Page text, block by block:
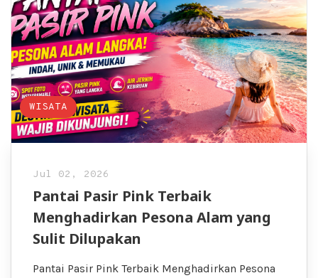
WISATA
Jul 02, 2026
Pantai Pasir Pink Terbaik
Menghadirkan Pesona Alam yang
Sulit Dilupakan
Pantai Pasir Pink Terbaik Menghadirkan Pesona